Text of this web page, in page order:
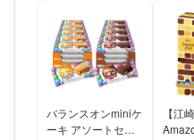
バランスオンminiケ
ーキ アソートセッ
【江